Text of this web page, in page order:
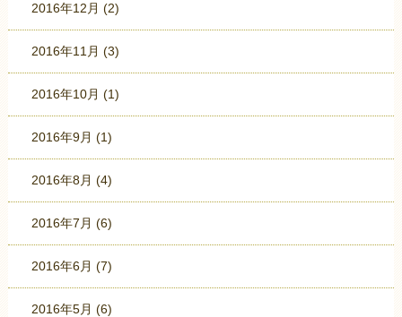
2016年12月 (2)
2016年11月 (3)
2016年10月 (1)
2016年9月 (1)
2016年8月 (4)
2016年7月 (6)
2016年6月 (7)
2016年5月 (6)